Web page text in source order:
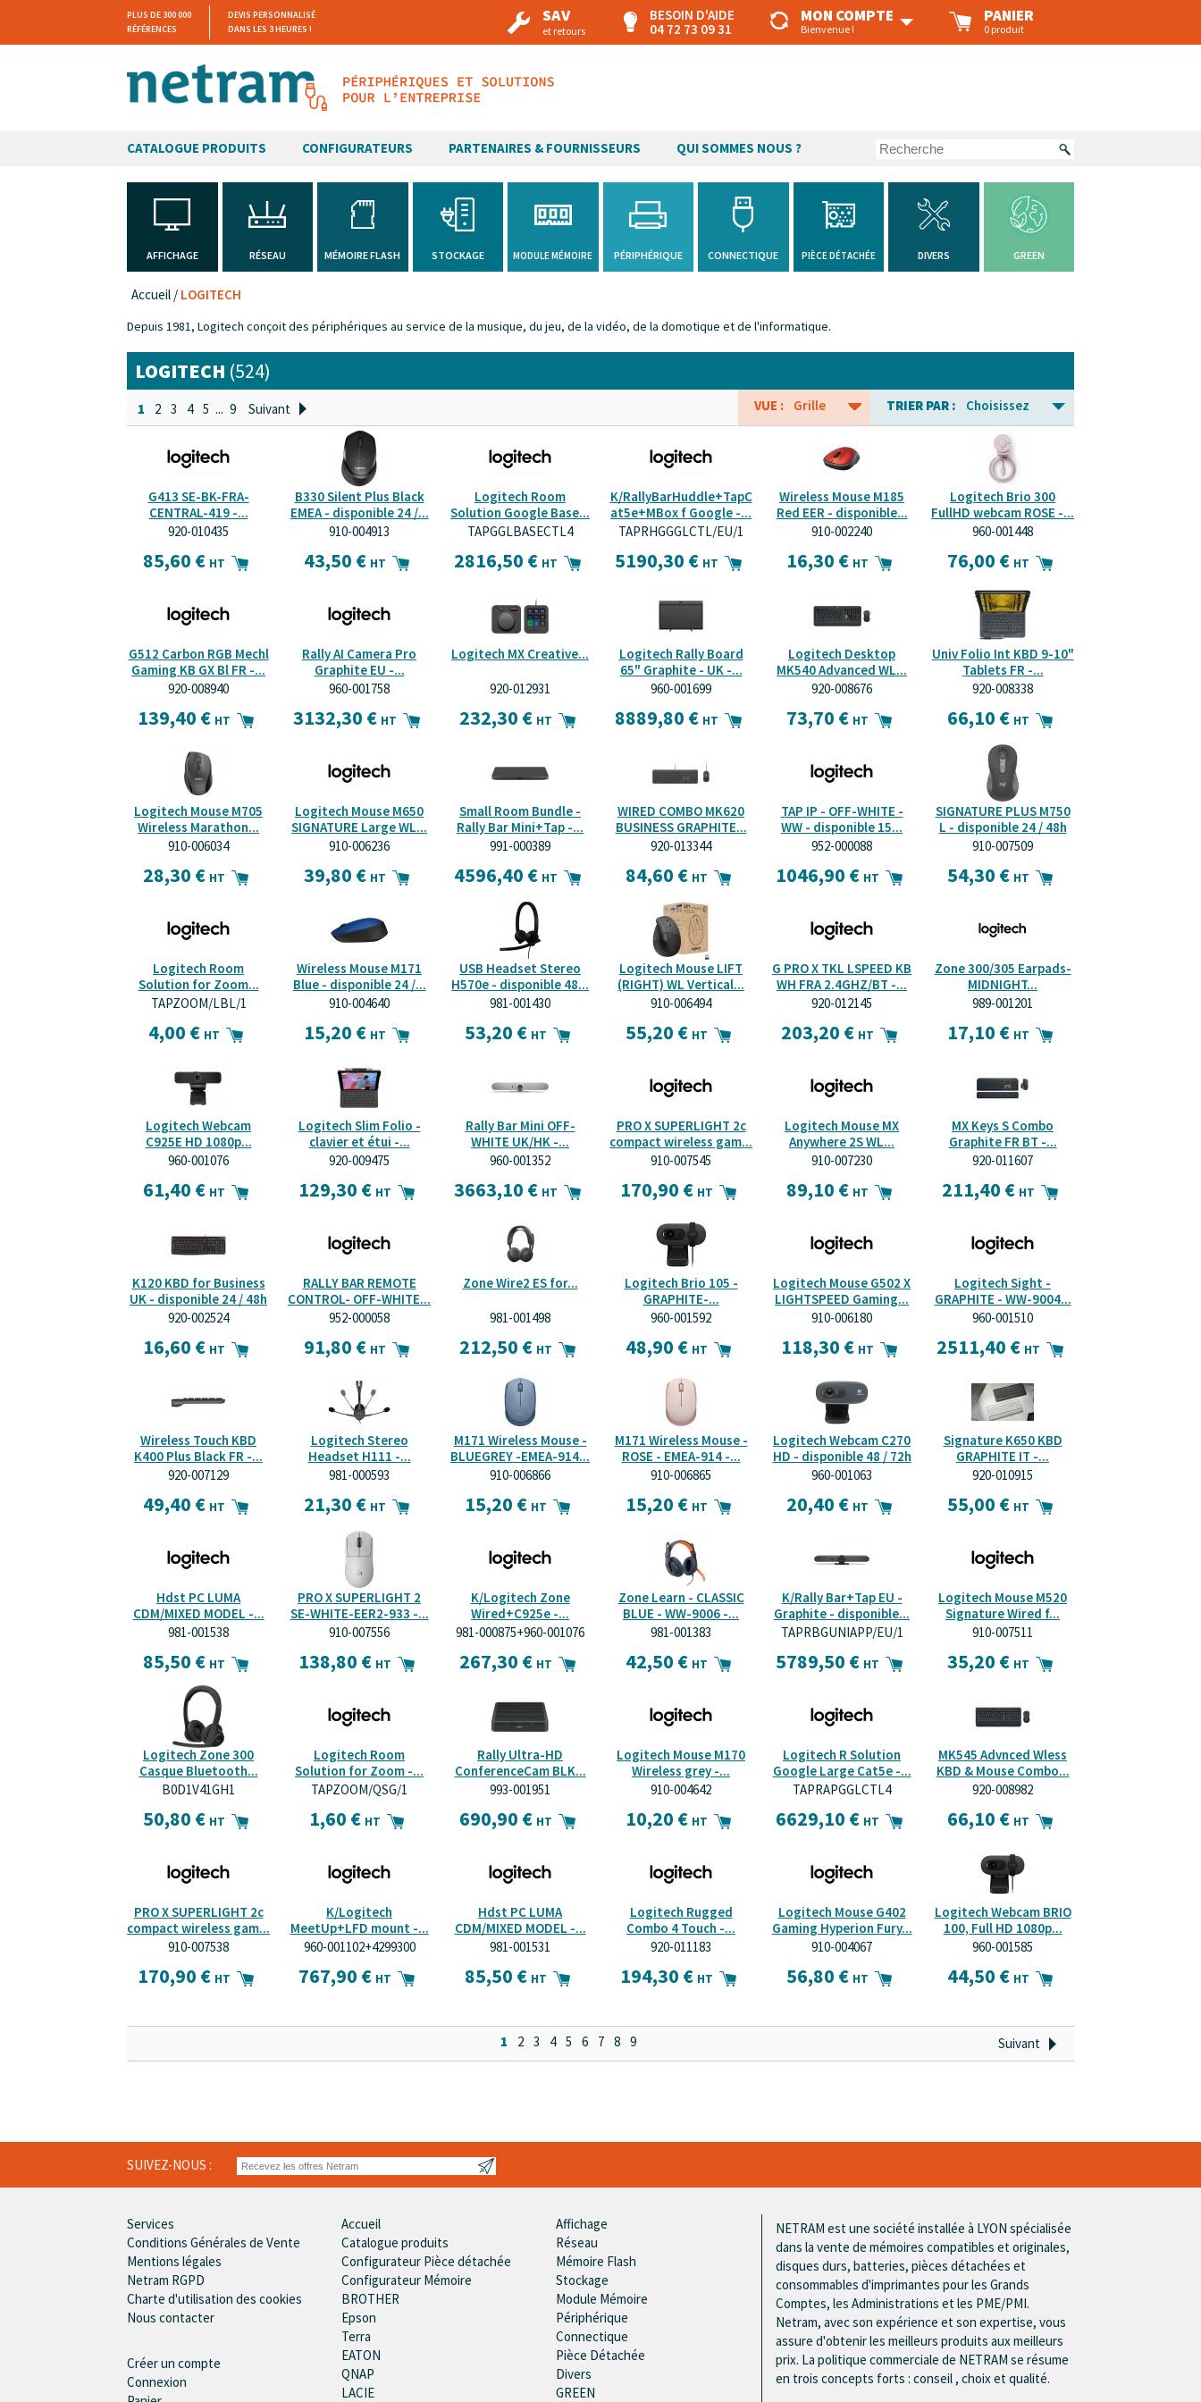
PLUS DE 300 000
RÉFÉRENCES
DEVIS PERSONNALISÉ
DANS LES 3 HEURES !
PANIER
0 produit
MON COMPTE
Bienvenue !
BESOIN D'AIDE
04 72 73 09 31
SAV
et retours
CATALOGUE PRODUITS CONFIGURATEURS PARTENAIRES & FOURNISSEURS QUI SOMMES NOUS ?
AFFICHAGE RÉSEAU MÉMOIRE FLASH STOCKAGE MODULE MÉMOIRE PÉRIPHÉRIQUE CONNECTIQUE PIÈCE DÉTACHÉE DIVERS GREEN
Accueil / LOGITECH
Depuis 1981, Logitech conçoit des périphériques au service de la musique, du jeu, de la vidéo, de la domotique et de l'informatique.
LOGITECH (524)
1 2 3 4 5 ... 9 Suivant TRIER PAR : Choisissez
VUE : Grille
G413 SE-BK-FRA-
CENTRAL-419 -...
920-010435
85,60 € HT
B330 Silent Plus Black
EMEA - disponible 24 /...
910-004913
43,50 € HT
Logitech Room
Solution Google Base...
TAPGGLBASECTL4
2816,50 € HT
K/RallyBarHuddle+TapC
at5e+MBox f Google -...
TAPRHGGGLCTL/EU/1
5190,30 € HT
Wireless Mouse M185
Red EER - disponible...
910-002240
16,30 € HT
Logitech Brio 300
FullHD webcam ROSE -...
960-001448
76,00 € HT
G512 Carbon RGB Mechl
Gaming KB GX Bl FR -...
920-008940
139,40 € HT
Rally AI Camera Pro
Graphite EU -...
960-001758
3132,30 € HT
Logitech MX Creative...
920-012931
232,30 € HT
Logitech Rally Board
65" Graphite - UK -...
960-001699
8889,80 € HT
Logitech Desktop
MK540 Advanced WL...
920-008676
73,70 € HT
Univ Folio Int KBD 9-10"
Tablets FR -...
920-008338
66,10 € HT
Logitech Mouse M705
Wireless Marathon...
910-006034
28,30 € HT
Logitech Mouse M650
SIGNATURE Large WL...
910-006236
39,80 € HT
Small Room Bundle -
Rally Bar Mini+Tap -...
991-000389
4596,40 € HT
WIRED COMBO MK620
BUSINESS GRAPHITE...
920-013344
84,60 € HT
TAP IP - OFF-WHITE -
WW - disponible 15...
952-000088
1046,90 € HT
SIGNATURE PLUS M750
L - disponible 24 / 48h
910-007509
54,30 € HT
Logitech Room
Solution for Zoom...
TAPZOOM/LBL/1
4,00 € HT
Wireless Mouse M171
Blue - disponible 24 /...
910-004640
15,20 € HT
USB Headset Stereo
H570e - disponible 48...
981-001430
53,20 € HT
Logitech Mouse LIFT
(RIGHT) WL Vertical...
910-006494
55,20 € HT
G PRO X TKL LSPEED KB
WH FRA 2.4GHZ/BT -...
920-012145
203,20 € HT
Zone 300/305 Earpads-
MIDNIGHT...
989-001201
17,10 € HT
Logitech Webcam
C925E HD 1080p...
960-001076
61,40 € HT
Logitech Slim Folio -
clavier et étui -...
920-009475
129,30 € HT
Rally Bar Mini OFF-
WHITE UK/HK -...
960-001352
3663,10 € HT
PRO X SUPERLIGHT 2c
compact wireless gam...
910-007545
170,90 € HT
Logitech Mouse MX
Anywhere 2S WL...
910-007230
89,10 € HT
MX Keys S Combo
Graphite FR BT -...
920-011607
211,40 € HT
K120 KBD for Business
UK - disponible 24 / 48h
920-002524
16,60 € HT
RALLY BAR REMOTE
CONTROL- OFF-WHITE...
952-000058
91,80 € HT
Zone Wire2 ES for...
981-001498
212,50 € HT
Logitech Brio 105 -
GRAPHITE-...
960-001592
48,90 € HT
Logitech Mouse G502 X
LIGHTSPEED Gaming...
910-006180
118,30 € HT
Logitech Sight -
GRAPHITE - WW-9004...
960-001510
2511,40 € HT
Wireless Touch KBD
K400 Plus Black FR -...
920-007129
49,40 € HT
Logitech Stereo
Headset H111 -...
981-000593
21,30 € HT
M171 Wireless Mouse -
BLUEGREY -EMEA-914...
910-006866
15,20 € HT
M171 Wireless Mouse -
ROSE - EMEA-914 -...
910-006865
15,20 € HT
Logitech Webcam C270
HD - disponible 48 / 72h
960-001063
20,40 € HT
Signature K650 KBD
GRAPHITE IT -...
920-010915
55,00 € HT
Hdst PC LUMA
CDM/MIXED MODEL -...
981-001538
85,50 € HT
PRO X SUPERLIGHT 2
SE-WHITE-EER2-933 -...
910-007556
138,80 € HT
K/Logitech Zone
Wired+C925e -...
981-000875+960-001076
267,30 € HT
Zone Learn - CLASSIC
BLUE - WW-9006 -...
981-001383
42,50 € HT
K/Rally Bar+Tap EU -
Graphite - disponible...
TAPRBGUNIAPP/EU/1
5789,50 € HT
Logitech Mouse M520
Signature Wired f...
910-007511
35,20 € HT
Logitech Zone 300
Casque Bluetooth...
B0D1V41GH1
50,80 € HT
Logitech Room
Solution for Zoom -...
TAPZOOM/QSG/1
1,60 € HT
Rally Ultra-HD
ConferenceCam BLK...
993-001951
690,90 € HT
Logitech Mouse M170
Wireless grey -...
910-004642
10,20 € HT
Logitech R Solution
Google Large Cat5e -...
TAPRAPGGLCTL4
6629,10 € HT
MK545 Advnced Wless
KBD & Mouse Combo...
920-008982
66,10 € HT
PRO X SUPERLIGHT 2c
compact wireless gam...
910-007538
170,90 € HT
K/Logitech
MeetUp+LFD mount -...
960-001102+4299300
767,90 € HT
Hdst PC LUMA
CDM/MIXED MODEL -...
981-001531
85,50 € HT
Logitech Rugged
Combo 4 Touch -...
920-011183
194,30 € HT
Logitech Mouse G402
Gaming Hyperion Fury...
910-004067
56,80 € HT
Logitech Webcam BRIO
100, Full HD 1080p...
960-001585
44,50 € HT
1 2 3 4 5 6 7 8 9 Suivant
SUIVEZ-NOUS :
Services
Conditions Générales de Vente
Mentions légales
Netram RGPD
Charte d'utilisation des cookies
Nous contacter
Créer un compte
Connexion
Accueil
Catalogue produits
Configurateur Pièce détachée
Configurateur Mémoire
BROTHER
Epson
Terra
EATON
QNAP
LACIE
Affichage
Réseau
Mémoire Flash
Stockage
Module Mémoire
Périphérique
Connectique
Pièce Détachée
Divers
GREEN
NETRAM est une société installée à LYON spécialisée
dans la vente de mémoires compatibles et originales,
disques durs, batteries, pièces détachées et
consommables d'imprimantes pour les Grands
Comptes, les Administrations et les PME/PMI.
Netram, avec son expérience et son expertise, vous
assure d'obtenir les meilleurs produits aux meilleurs
prix. La politique commerciale de NETRAM se résume
en trois concepts forts : conseil , choix et qualité.